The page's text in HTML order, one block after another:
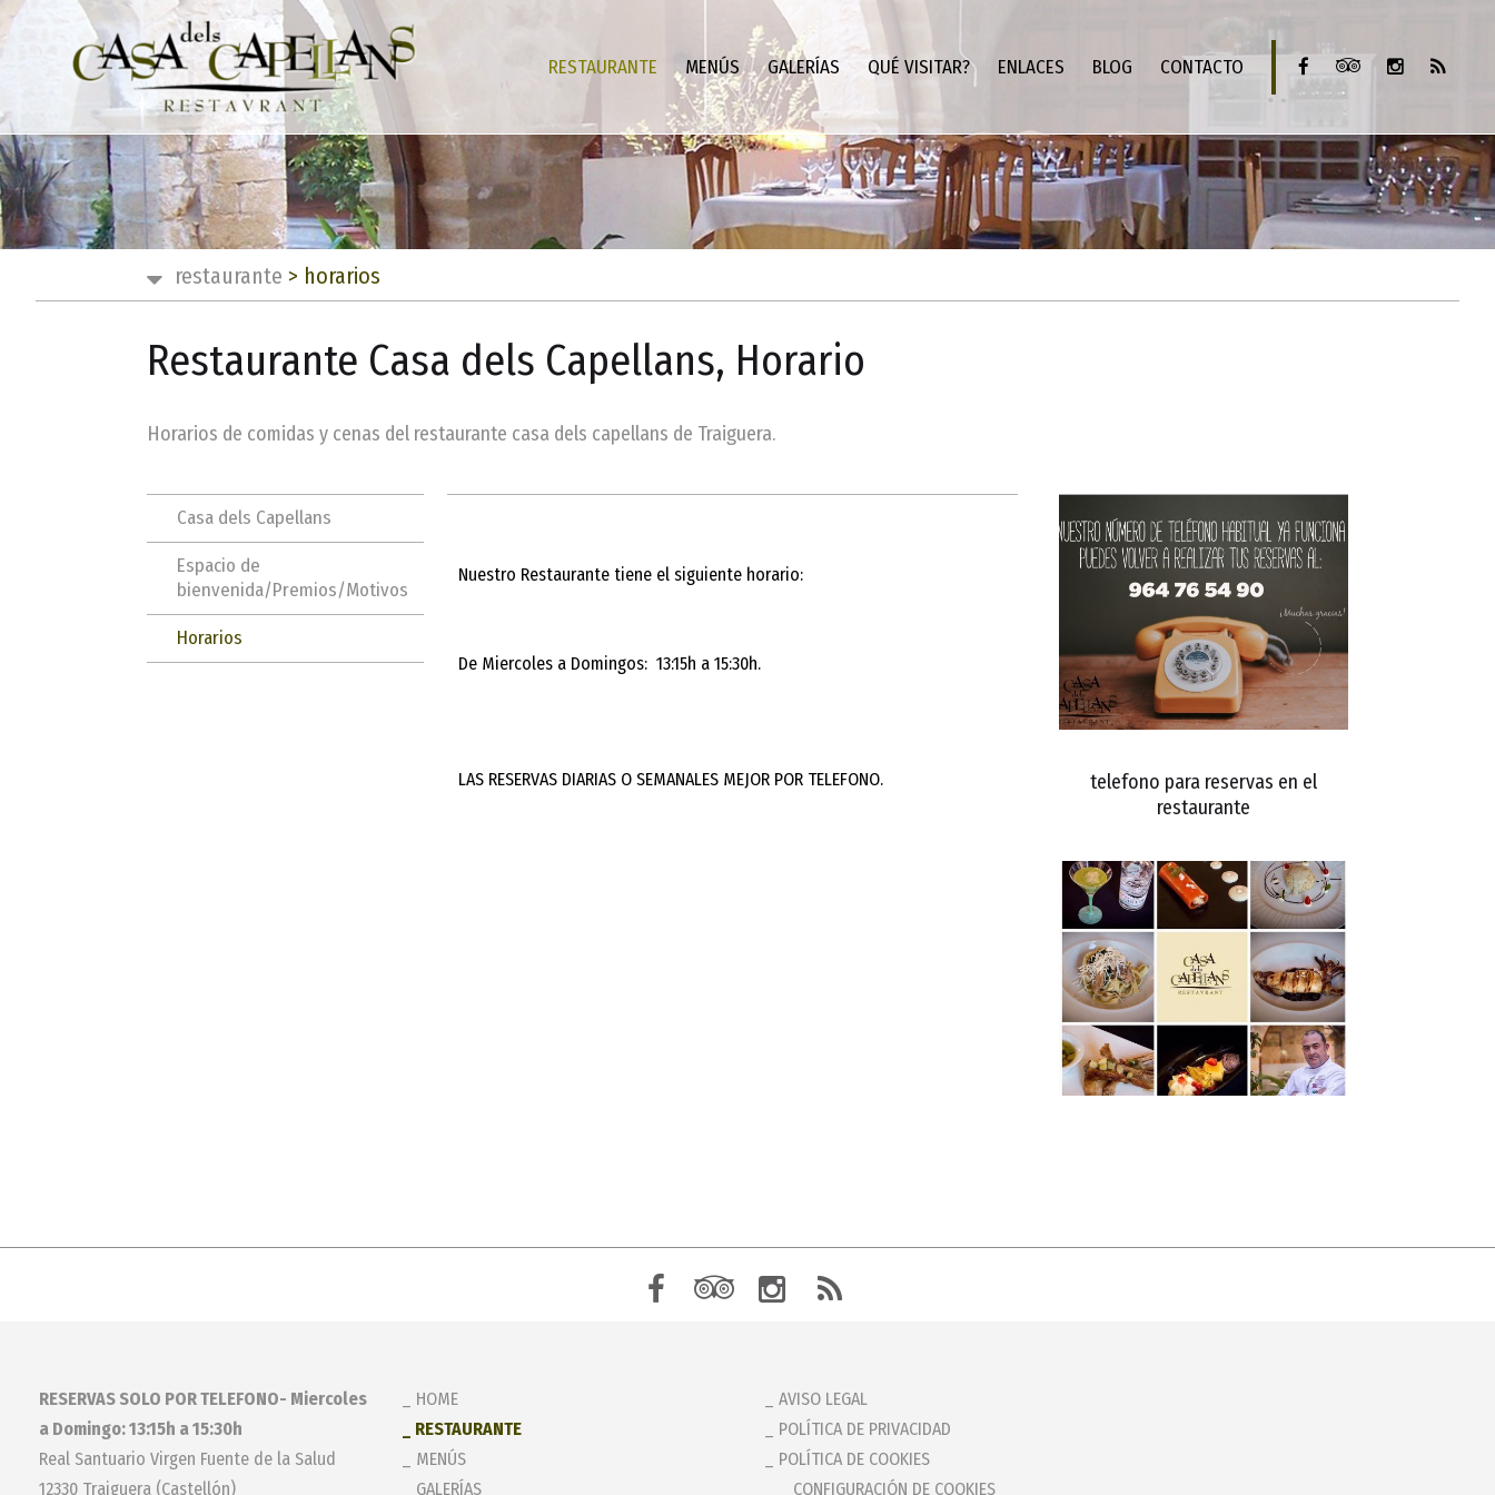
RESTAURANTE MENÚS GALERÍAS QUÉ VISITAR? ENLACES BLOG CONTACTO
restaurante > horarios
Restaurante Casa dels Capellans, Horario
Horarios de comidas y cenas del restaurante casa dels capellans de Traiguera.
Casa dels Capellans
Espacio de
bienvenida/Premios/Motivos
Horarios
Nuestro Restaurante tiene el siguiente horario:
De Miercoles a Domingos: 13:15h a 15:30h.
LAS RESERVAS DIARIAS O SEMANALES MEJOR POR TELEFONO.
telefono para reservas en el
restaurante
RESERVAS SOLO POR TELEFONO- Miercoles
a Domingo: 13:15h a 15:30h
Real Santuario Virgen Fuente de la Salud
12330 Traiguera (Castellón)
HOME
RESTAURANTE
MENÚS
GALERÍAS
AVISO LEGAL
POLÍTICA DE PRIVACIDAD
POLÍTICA DE COOKIES
_ CONFIGURACIÓN DE COOKIES